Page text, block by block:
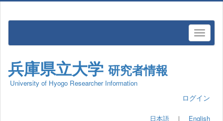
兵庫県立大学 研究者情報
University of Hyogo Researcher Information
ログイン
日本語 ｜ English